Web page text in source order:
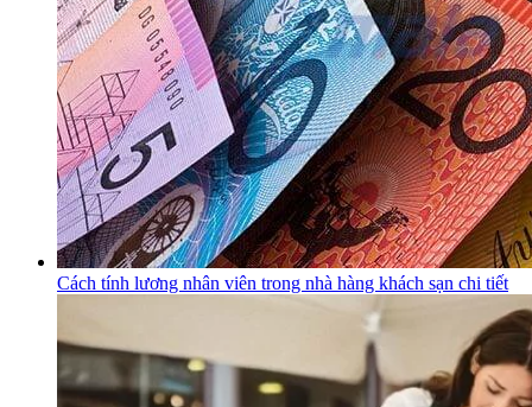
Cách tính lương nhân viên trong nhà hàng khách sạn chi tiết